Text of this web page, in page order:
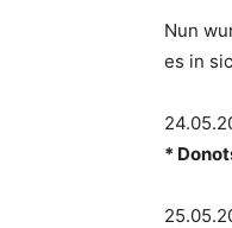
Nun
es in
*